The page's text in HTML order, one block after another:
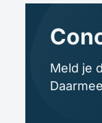
Meld je